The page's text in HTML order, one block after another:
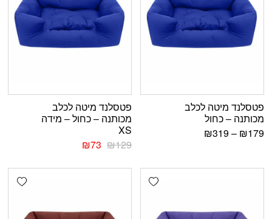
פטסלנד מיטה לכלב
מכותנה – כחול
₪179
–
₪319
פטסלנד מיטה לכלב
מכותנה – כחול – מידה
XS
₪129
₪73
Add wishlist